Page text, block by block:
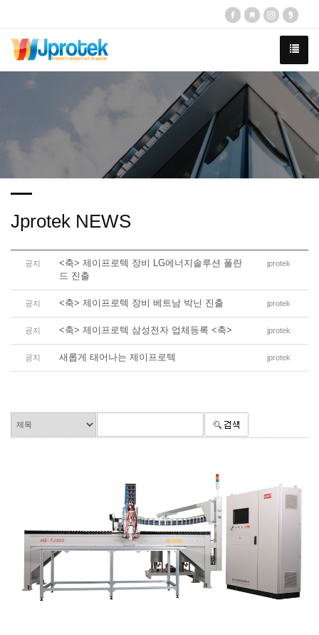
Jprotek NEWS
공지
<축> 제이프로텍 장비 LG에너지솔루션 폴란
드 진출
jprotek
공지 <축> 제이프로텍 장비 베트남 박닌 진출 jprotek
공지 <축> 제이프로텍 삼성전자 업체등록 <축> jprotek
공지 새롭게 태어나는 제이프로텍 jprotek